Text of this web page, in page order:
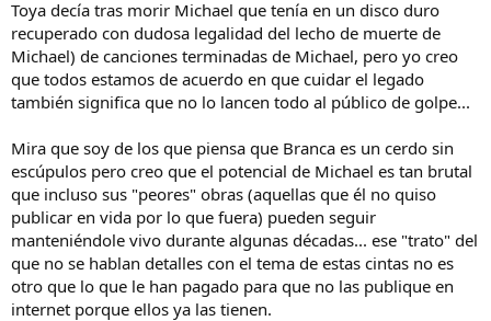
Toya decía tras morir Michael que tenía en un disco duro
recuperado con dudosa legalidad del lecho de muerte de
Michael) de canciones terminadas de Michael, pero yo creo
que todos estamos de acuerdo en que cuidar el legado
también significa que no lo lancen todo al público de golpe...
Mira que soy de los que piensa que Branca es un cerdo sin
escúpulos pero creo que el potencial de Michael es tan brutal
que incluso sus "peores" obras (aquellas que él no quiso
publicar en vida por lo que fuera) pueden seguir
manteniéndole vivo durante algunas décadas... ese "trato" del
que no se hablan detalles con el tema de estas cintas no es
otro que lo que le han pagado para que no las publique en
internet porque ellos ya las tienen.